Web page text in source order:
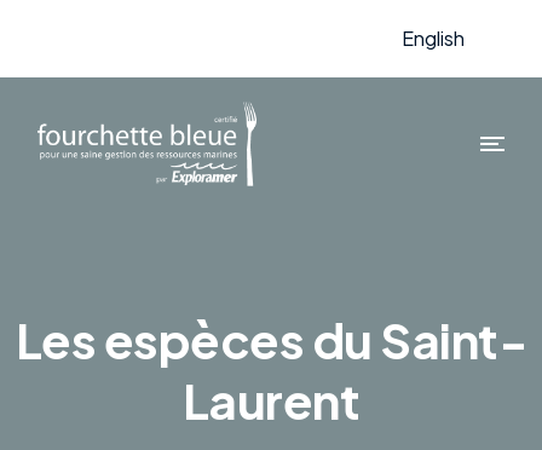
English
Les espèces du Saint-
Laurent